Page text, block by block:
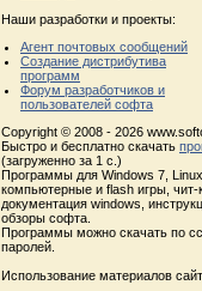
Наши разработки и проекты:
Агент почтовых сообщений
Создание дистрибутива
программ
Форум разработчиков и
пользователей софта
Copyright © 2008 - 2026
Быстро и бесплатно скачать
(загруженно за 1 с.)
Программы для Windows 7,
компьютерные и flash игры, чит-
документация windows,
обзоры софта.
Программы можно скачать по
паролей.
Использование материалов